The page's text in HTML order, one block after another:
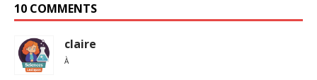
10 COMMENTS
claire
À